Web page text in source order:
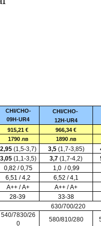
CHI/CHO-
09H-UR4
CHI/CHO-
12H-UR4
915,21 €
966,34 €
1790 лв 1890 лв
2,95 (1,5-3,7) 3,5 (1,7-3,85)
3,05 (1,1-3,5) 3,7 (1,7-4,2)
0,82 / 0,75 1,0 / 0,99
6,51 / 4,2
6,52 / 4,1
А++ / А+
А++ / А+
28-39
33-38
630/700/220
540/7830/26
0
580/810/280